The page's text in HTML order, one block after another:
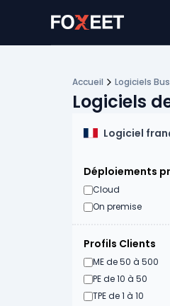
Accueil Logiciels
Logiciels
Logiciel
Déploiements
Cloud
On premise
Profils Clients
ME de 50 à 500
PE de 10 à 50
TPE de 1 à 10